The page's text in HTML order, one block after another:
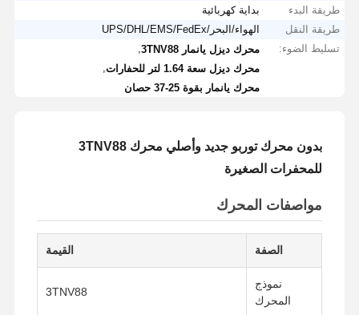
طريقة البدء
بداية كهربائية
طريقة النقل
الهواء/البحر/UPS/DHL/EMS/FedEx
تسليط الضوء:
محرك ديزل يانمار 3TNV88
محرك ديزل سعة 1.64 لتر للحفارات
محرك يانمار بقوة 25-37 حصان
بدون محرك توربو جديد وأصلي محرك 3TNV88
للمحفرات الصغيرة
مواصفات المحرك
الصفة القيمة
نموذج
المحرك
3TNV88